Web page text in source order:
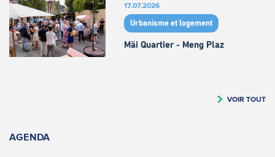
17.07.2026
Urbanisme et logement
Mäi Quartier - Meng Plaz
VOIR TOUT
AGENDA